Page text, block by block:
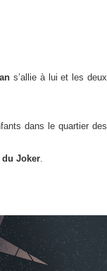
s’allie à lui et les deux
dans le quartier des
du Joker.